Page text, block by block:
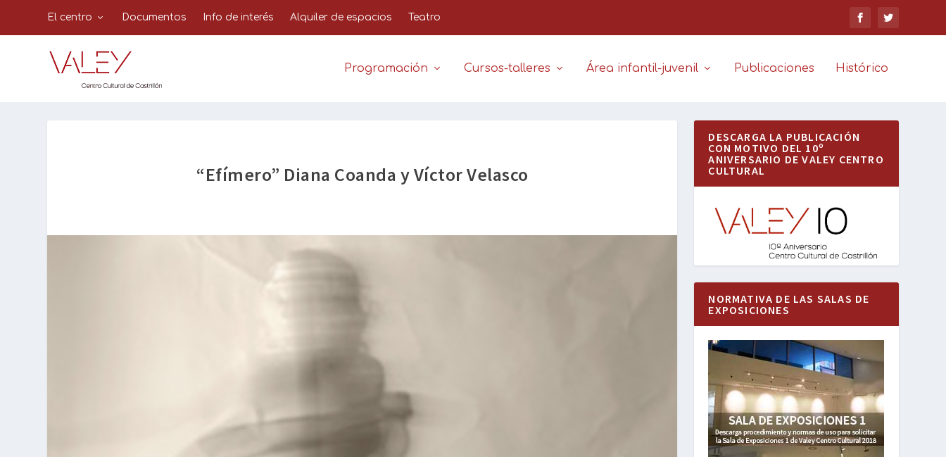
El centro Documentos Info de interés Alquiler de espacios Teatro
Programación Cursos-talleres Área infantil-juvenil Publicaciones Histórico
“Efímero” Diana Coanda y Víctor Velasco
DESCARGA LA PUBLICACIÓN
CON MOTIVO DEL 10º
ANIVERSARIO DE VALEY CENTRO
CULTURAL
NORMATIVA DE LAS SALAS DE
EXPOSICIONES